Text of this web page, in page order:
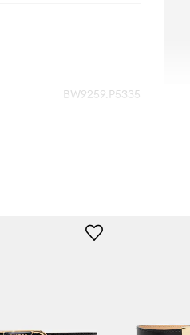
BW9259.P5335